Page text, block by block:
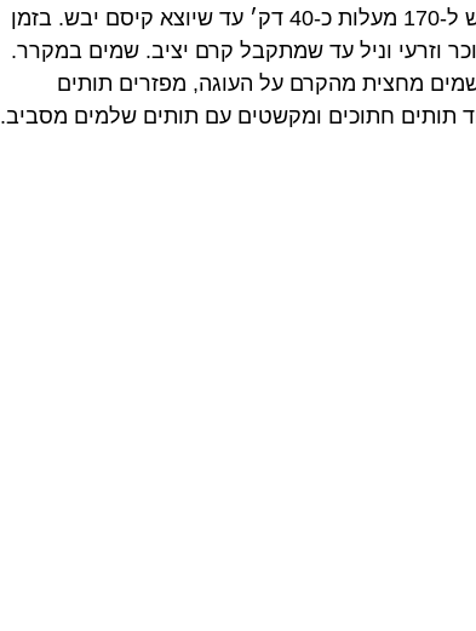
ס״מ משומנת ומצופה בסוכר וניל (כמו שרואים בסרטון) ואופים בתנור שחומם מראש ל-170 מעלות כ-40 דק׳ עד שיוצא קיסם יבש. בזמן
וזרעי וניל עד שמתקבל קרם יציב. שמים במקרר.
מחצית מהקרם על העוגה, מפזרים תותים
תותים חתוכים ומקשטים עם תותים שלמים מסביב.